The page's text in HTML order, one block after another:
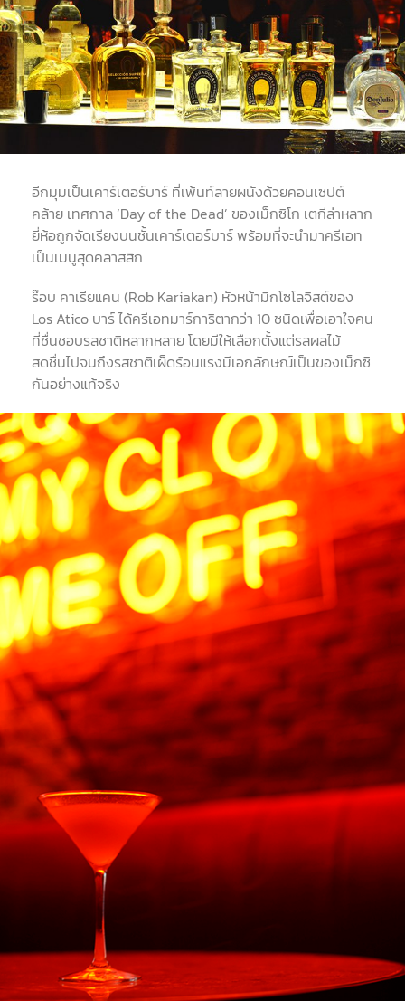
อีกมุมเป็นเคาร์เตอร์บาร์ ที่เพ้นท์ลายผนังด้วยคอนเซปต์
คล้าย เทศกาล ‘Day of the Dead’ ของเม็กซิโก เตกีล่าหลาก
ยี่ห้อถูกจัดเรียงบนชั้นเคาร์เตอร์บาร์ พร้อมที่จะนำมาครีเอท
เป็นเมนูสุดคลาสสิก
ร๊อบ คาเรียแคน (Rob Kariakan) หัวหน้ามิกโซโลจิสต์ของ
Los Atico บาร์ ได้ครีเอทมาร์การิตากว่า 10 ชนิดเพื่อเอาใจคน
ที่ชื่นชอบรสชาติหลากหลาย โดยมีให้เลือกตั้งแต่รสผลไม้
สดชื่นไปจนถึงรสชาติเผ็ดร้อนแรงมีเอกลักษณ์เป็นของเม็กซิ
กันอย่างแท้จริง